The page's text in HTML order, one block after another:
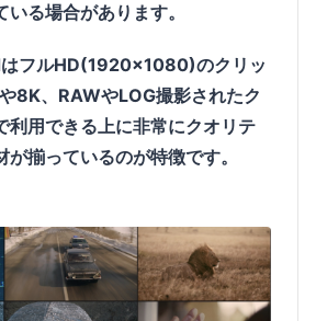
る場合があります。
フルHD(1920x1080)のクリッ
8K、RAWやLOG撮影されたク
利用できる上に非常にクオリテ
が揃っているのが特徴です。